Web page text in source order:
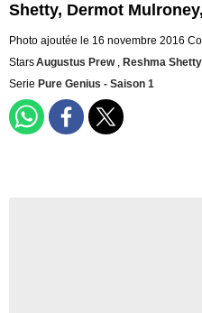
Shetty, Dermot
Photo ajoutée le 16 novembre 2016
StarsAugustus Prew , Reshma Shetty
Serie Pure Genius - Saison 1